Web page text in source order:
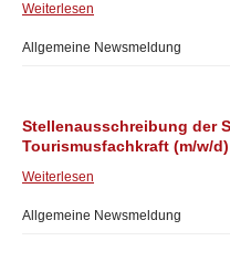
Weiterlesen
Allgemeine Newsmeldung
Stellenausschreibung der
Tourismusfachkraft (m/w/d)
Weiterlesen
Allgemeine Newsmeldung